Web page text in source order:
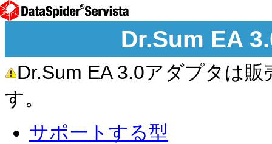
Dr.Sum EA
Dr.Sum EA 3.0アダプタは
す。
サポートする型